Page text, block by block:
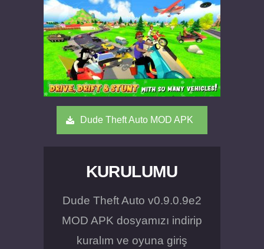
Dude Theft Auto MOD APK
KURULUMU
Dude Theft Auto v0.9.0.9e2
MOD APK dosyamızı indirip
kuralım ve oyuna giriş